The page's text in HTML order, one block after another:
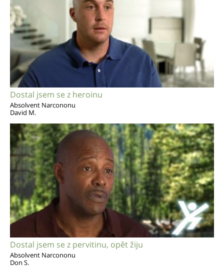
Dostal jsem se z heroinu
Absolvent Narcononu
David M.
Dostal jsem se z pervitinu, opět žiju
Absolvent Narcononu
Don S.